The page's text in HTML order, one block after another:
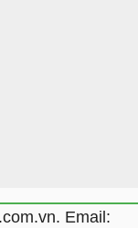
Email: